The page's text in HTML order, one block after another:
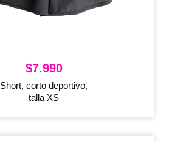
$7.990
Short, corto deportivo,
talla XS